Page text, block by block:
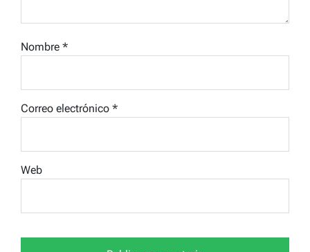
Nombre *
Correo electrónico *
Web